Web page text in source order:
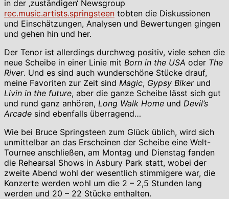
in der ‚zuständigen‘ Newsgroup
rec.music.artists.springsteen tobten die Diskussionen
und Einschätzungen, Analysen und Bewertungen gingen
und gehen hin und her.
Der Tenor ist allerdings durchweg positiv, viele sehen die
neue Scheibe in einer Linie mit Born in the USA oder The
River. Und es sind auch wunderschöne Stücke drauf,
meine Favoriten zur Zeit sind Magic, Gypsy Bikerund
Livin in the future, aber die ganze Scheibe lässt sich gut
und rund ganz anhören, Long Walk Home und Devil’s
Arcade sind ebenfalls überragend…
Wie bei Bruce Springsteen zum Glück üblich, wird sich
unmittelbar an das Erscheinen der Scheibe eine Welt-
Tournee anschließen, am Montag und Dienstag fanden
die Rehearsal Shows in Asbury Park statt, wobei der
zweite Abend wohl der wesentlich stimmigere war, die
Konzerte werden wohl um die 2 – 2,5 Stunden lang
werden und 20 – 22 Stücke enthalten.